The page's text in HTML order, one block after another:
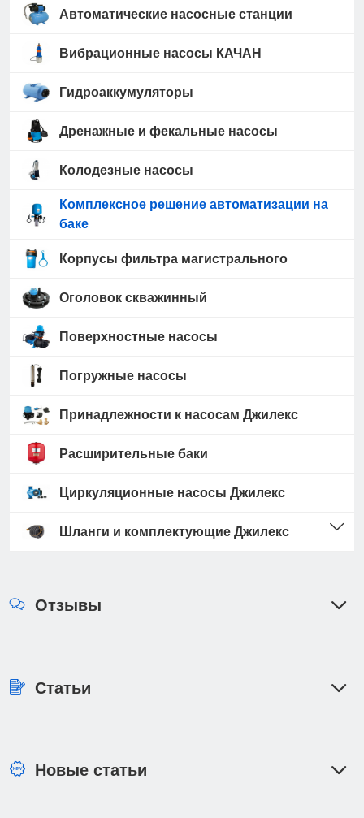
Автоматические насосные станции
Вибрационные насосы КАЧАН
Гидроаккумуляторы
Дренажные и фекальные насосы
Колодезные насосы
Комплексное решение автоматизации на
баке
Корпусы фильтра магистрального
Оголовок скважинный
Поверхностные насосы
Погружные насосы
Принадлежности к насосам Джилекс
Расширительные баки
Циркуляционные насосы Джилекс
Шланги и комплектующие Джилекс
Отзывы
Статьи
Новые статьи